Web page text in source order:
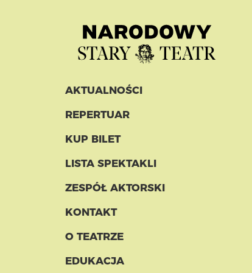
AKTUALNOŚCI
REPERTUAR
KUP BILET
LISTA SPEKTAKLI
ZESPÓŁ AKTORSKI
KONTAKT
O TEATRZE
EDUKACJA